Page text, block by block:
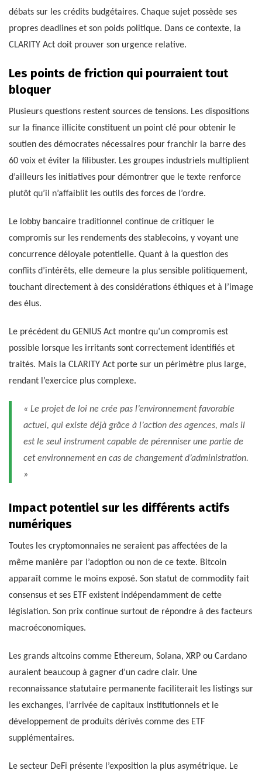
débats sur les crédits budgétaires. Chaque sujet possède ses
propres deadlines et son poids politique. Dans ce contexte, la
CLARITY Act doit prouver son urgence relative.
Les points de friction qui pourraient tout
bloquer
Plusieurs questions restent sources de tensions. Les dispositions
sur la finance illicite constituent un point clé pour obtenir le
soutien des démocrates nécessaires pour franchir la barre des
60 voix et éviter la filibuster. Les groupes industriels multiplient
d’ailleurs les initiatives pour démontrer que le texte renforce
plutôt qu’il n’affaiblit les outils des forces de l’ordre.
Le lobby bancaire traditionnel continue de critiquer le
compromis sur les rendements des stablecoins, y voyant une
concurrence déloyale potentielle. Quant à la question des
conflits d’intérêts, elle demeure la plus sensible politiquement,
touchant directement à des considérations éthiques et à l’image
des élus.
Le précédent du GENIUS Act montre qu’un compromis est
possible lorsque les irritants sont correctement identifiés et
traités. Mais la CLARITY Act porte sur un périmètre plus large,
rendant l’exercice plus complexe.
« Le projet de loi ne crée pas l’environnement favorable
actuel, qui existe déjà grâce à l’action des agences, mais il
est le seul instrument capable de pérenniser une partie de
cet environnement en cas de changement d’administration.
»
Impact potentiel sur les différents actifs
numériques
Toutes les cryptomonnaies ne seraient pas affectées de la
même manière par l’adoption ou non de ce texte. Bitcoin
apparaît comme le moins exposé. Son statut de commodity fait
consensus et ses ETF existent indépendamment de cette
législation. Son prix continue surtout de répondre à des facteurs
macroéconomiques.
Les grands altcoins comme Ethereum, Solana, XRP ou Cardano
auraient beaucoup à gagner d’un cadre clair. Une
reconnaissance statutaire permanente faciliterait les listings sur
les exchanges, l’arrivée de capitaux institutionnels et le
développement de produits dérivés comme des ETF
supplémentaires.
Le secteur DeFi présente l’exposition la plus asymétrique. Le